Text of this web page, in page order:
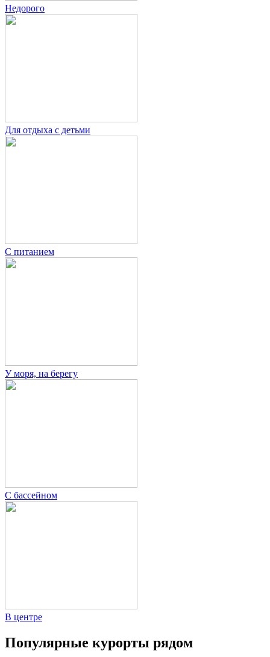
Недорого
Для отдыха с детьми
С питанием
У моря, на берегу
С бассейном
В центре
Популярные курорты рядом